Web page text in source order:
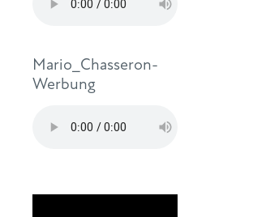
Mario_Chasseron-
Werbung